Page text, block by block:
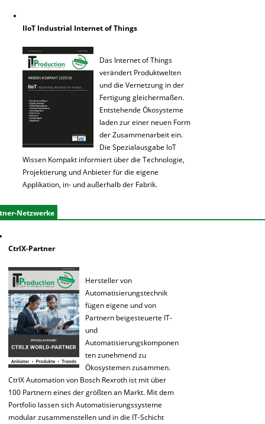
IIoT Industrial Internet of Things
Das Internet of Things
verändert Produktwelten
und die Vernetzung in der
Fertigung gleichermaßen.
Entstehende Ökosysteme
laden zur einer neuen Form
der Zusammenarbeit ein.
Die Spezialausgabe IoT
Wissen Kompakt informiert über die Technologie,
Projektierung und Anbieter für die eigene
Applikation, in- und außerhalb der Fabrik.
Netzwerke
CtrlX-Partner
Hersteller von
Automatisierungstechnik
fügen eigene und von
Partnern beigesteuerte IT-
und
Automatisierungskomponen
ten zunehmend zu
Ökosystemen zusammen.
CtrlX Automation von Bosch Rexroth ist mit über
100 Partnern eines der größten an Markt. Mit dem
Portfolio lassen sich Automatisierungssysteme
modular zusammenstellen und in die IT-Schicht